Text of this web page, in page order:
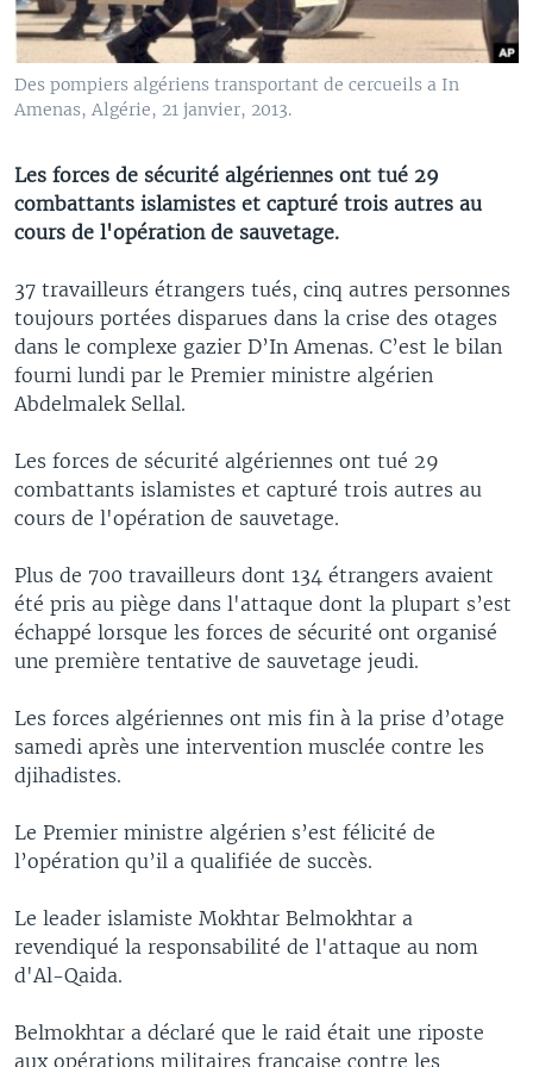
Des pompiers algériens transportant de cercueils a In
Amenas, Algérie, 21 janvier, 2013.
Les forces de sécurité algériennes ont tué 29
combattants islamistes et capturé trois autres au
cours de l'opération de sauvetage.
37 travailleurs étrangers tués, cinq autres personnes
toujours portées disparues dans la crise des otages
dans le complexe gazier D’In Amenas. C’est le bilan
fourni lundi par le Premier ministre algérien
Abdelmalek Sellal.
Les forces de sécurité algériennes ont tué 29
combattants islamistes et capturé trois autres au
cours de l'opération de sauvetage.
Plus de 700 travailleurs dont 134 étrangers avaient
été pris au piège dans l'attaque dont la plupart s’est
échappé lorsque les forces de sécurité ont organisé
une première tentative de sauvetage jeudi.
Les forces algériennes ont mis fin à la prise d’otage
samedi après une intervention musclée contre les
djihadistes.
Le Premier ministre algérien s’est félicité de
l’opération qu’il a qualifiée de succès.
Le leader islamiste Mokhtar Belmokhtar a
revendiqué la responsabilité de l'attaque au nom
d'Al-Qaida.
Belmokhtar a déclaré que le raid était une riposte
aux opérations militaires française contre les